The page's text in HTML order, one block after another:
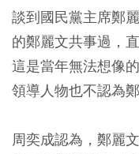
談到國民黨主席鄭
的鄭麗文共事過，
這是當年無法想像
領導人物也不認為
周奕成認為，鄭麗